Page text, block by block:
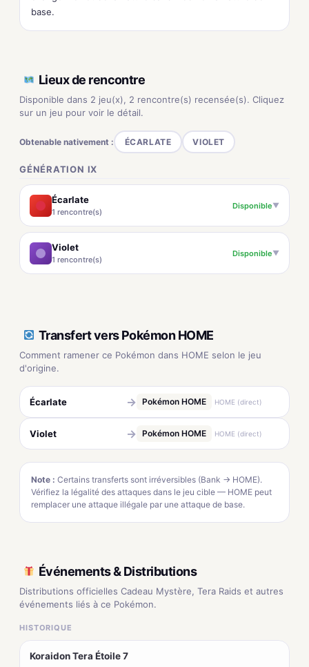
base.
Lieux de rencontre
Disponible dans 2 jeu(x), 2 rencontre(s) recensée(s). Cliquez
sur un jeu pour voir le détail.
Obtenable nativement : ÉCARLATE VIOLET
GÉNÉRATION IX
Écarlate
1 rencontre(s)
Disponible▼
Violet
1 rencontre(s)
Disponible▼
Transfert vers Pokémon HOME
Comment ramener ce Pokémon dans HOME selon le jeu
d'origine.
Écarlate → Pokémon HOME HOME (direct)
Violet → Pokémon HOME HOME (direct)
Note : Certains transferts sont irréversibles (Bank → HOME).
Vérifiez la légalité des attaques dans le jeu cible — HOME peut
remplacer une attaque illégale par une attaque de base.
Événements & Distributions
Distributions officielles Cadeau Mystère, Tera Raids et autres
événements liés à ce Pokémon.
HISTORIQUE
Koraidon Tera Étoile 7